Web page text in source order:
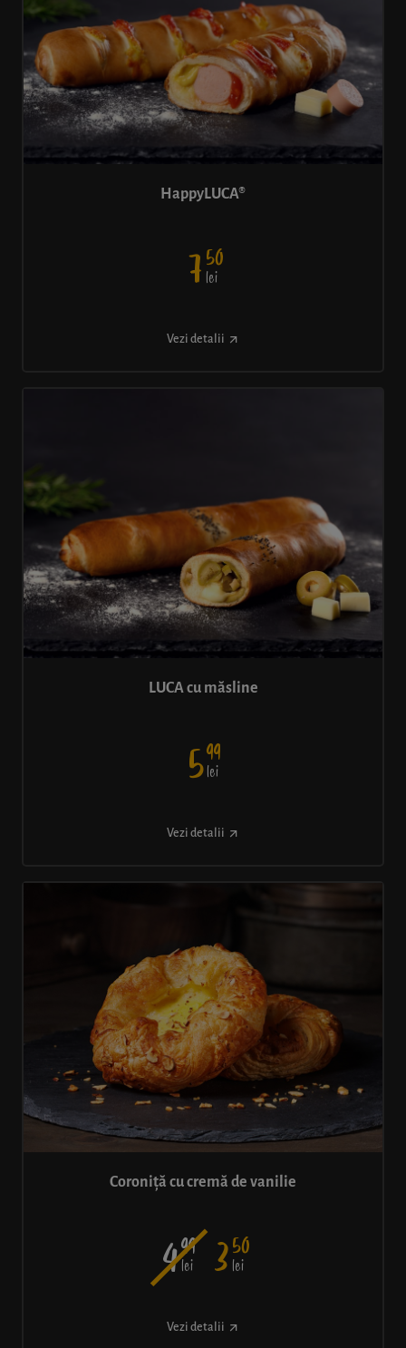
HappyLUCA®
750
lei
Vezi detalii
LUCA cu măsline
599
lei
Vezi detalii
Coroniță cu cremă de vanilie
499
lei 350
lei
Vezi detalii